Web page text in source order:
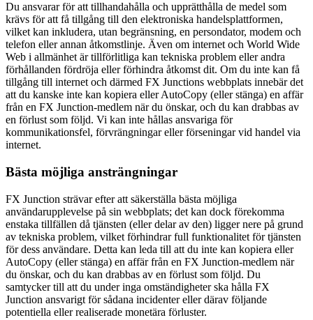
Du ansvarar för att tillhandahålla och upprätthålla de medel som
krävs för att få tillgång till den elektroniska handelsplattformen,
vilket kan inkludera, utan begränsning, en persondator, modem och
telefon eller annan åtkomstlinje. Även om internet och World Wide
Web i allmänhet är tillförlitliga kan tekniska problem eller andra
förhållanden fördröja eller förhindra åtkomst dit. Om du inte kan få
tillgång till internet och därmed FX Junctions webbplats innebär det
att du kanske inte kan kopiera eller AutoCopy (eller stänga) en affär
från en FX Junction-medlem när du önskar, och du kan drabbas av
en förlust som följd. Vi kan inte hållas ansvariga för
kommunikationsfel, förvrängningar eller förseningar vid handel via
internet.
Bästa möjliga ansträngningar
FX Junction strävar efter att säkerställa bästa möjliga
användarupplevelse på sin webbplats; det kan dock förekomma
enstaka tillfällen då tjänsten (eller delar av den) ligger nere på grund
av tekniska problem, vilket förhindrar full funktionalitet för tjänsten
för dess användare. Detta kan leda till att du inte kan kopiera eller
AutoCopy (eller stänga) en affär från en FX Junction-medlem när
du önskar, och du kan drabbas av en förlust som följd. Du
samtycker till att du under inga omständigheter ska hålla FX
Junction ansvarigt för sådana incidenter eller därav följande
potentiella eller realiserade monetära förluster.